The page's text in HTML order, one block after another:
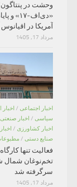
وحشت در
آمریکا در
مرداد 17, 1405
اخبار اجتماعی / اخبار
سیاسی / اخبار صنعتی
اخبار کشاورزی /
صنایع دستی /
فعالیت تنها
تخم‌نوغان شمال
سرگرفته شد
مرداد 17, 1405